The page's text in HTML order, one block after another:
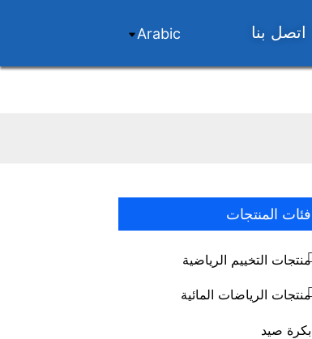
اتصل بنا Arabic
فئات المنتجات
منتجات التخييم الرياضية
منتجات الرياضات المائية
بكرة صيد
Loading...
Loading...